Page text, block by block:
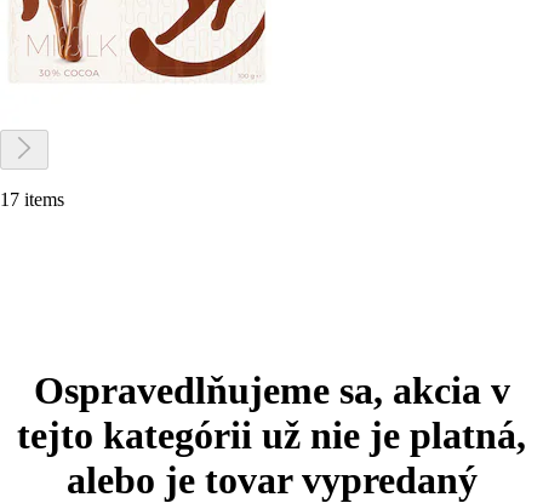
17 items
Ospravedlňujeme sa, akcia v
tejto kategórii už nie je platná,
alebo je tovar vypredaný